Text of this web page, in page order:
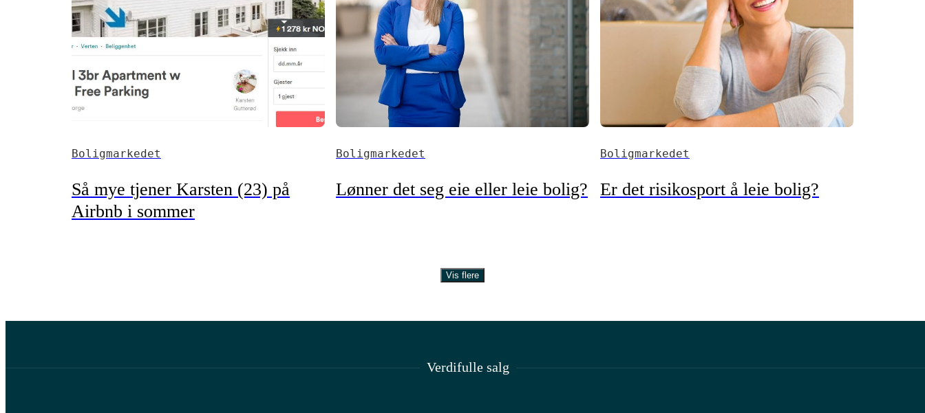
Boligmarkedet
Så mye tjener Karsten (23) på
Airbnb i sommer
Boligmarkedet
Lønner det seg eie eller leie bolig?
Boligmarkedet
Er det risikosport å leie bolig?
Vis flere
Verdifulle salg